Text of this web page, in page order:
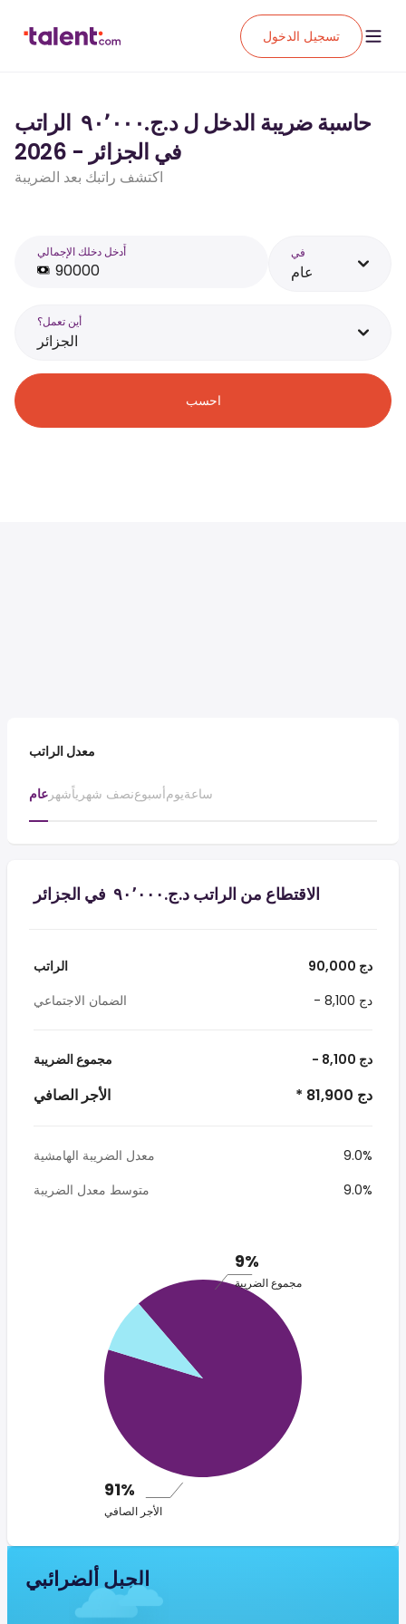
تسجيل الدخول
حاسبة ضريبة الدخل ل د.ج.‏٩٠٬٠٠٠ ‏ الراتب
في الجزائر - 2026
اكتشف راتبك بعد الضريبة
أَدخل دخلك الإجمالي في
عام
أين تعمل؟
الجزائر
احسب
معدل الراتب
عام شهرنصف شهرياًأسبوعيومساعة
الاقتطاع من الراتب د.ج.‏٩٠٬٠٠٠ ‏ في الجزائر
الراتب
90,000 دج
الضمان الاجتماعي
- 8,100 دج
مجموع الضريبة - 8,100 دج
الأجر الصافي * 81,900 دج
معدل الضريبة الهامشية
9.0%
متوسط معدل الضريبة
9.0%
9%
مجموع الضريبة
91%
الأجر الصافي
الجبل ألضرائبي